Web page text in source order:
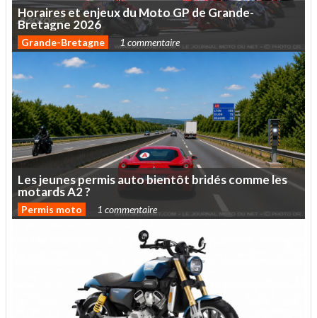
HorairesetenjeuxduMotoGPdeGrande-
Bretagne 2026
Grande-Bretagne 1 commentaire
Lesjeunespermisautobientôt bridéscommeles
motardsA2?
Permis moto 1 commentaire